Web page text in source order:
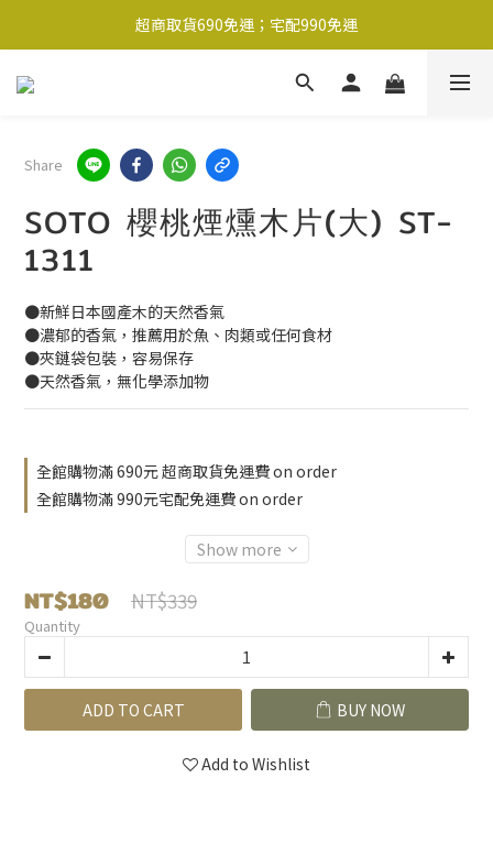
超商取貨690免運；宅配990免運
超商取貨690免運；宅配990免運
1-2工作天內出貨
Share
SOTO 櫻桃煙燻木片(大) ST-
1311
●新鮮日本國產木的天然香氣
●濃郁的香氣，推薦用於魚、肉類或任何食材
●夾鏈袋包裝，容易保存
●天然香氣，無化學添加物
全館購物滿 690元 超商取貨免運費 on order
全館購物滿 990元宅配免運費 on order
Show more
NT$180 NT$339
Quantity
ADD TO CART BUY NOW
Add to Wishlist